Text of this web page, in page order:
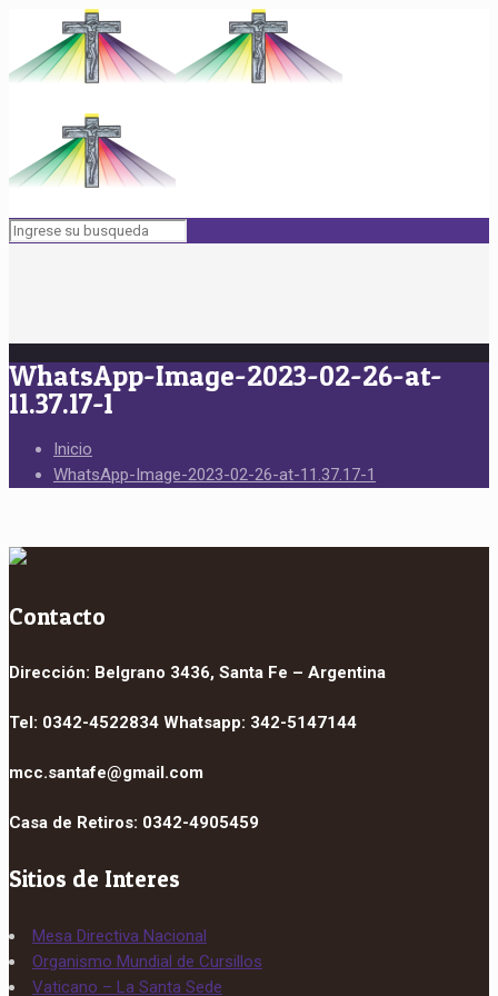
WhatsApp-Image-2023-02-26-at-
11.37.17-1
Inicio
WhatsApp-Image-2023-02-26-at-11.37.17-1
Contacto
Dirección: Belgrano 3436, Santa Fe – Argentina
Tel: 0342-4522834 Whatsapp: 342-5147144
mcc.santafe@gmail.com
Casa de Retiros: 0342-4905459
Sitios de Interes
Mesa Directiva Nacional
Organismo Mundial de Cursillos
Vaticano – La Santa Sede